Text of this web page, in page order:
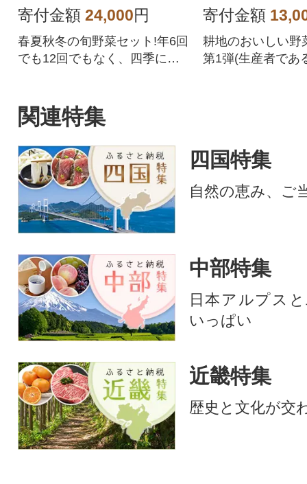
野菜セット
寄付金額 24,000円
春夏秋冬の旬野菜セット!年6回
でも12回でもなく、四季に合
マト)、なす、さつま芋(さつま
いも)、大根、じゃがいも、人
参(ニンジン)、キャベツ、白菜
などを野菜詰め合わせ!野菜ジ
ュース・野菜スープなど野菜
中心の生活に、アウトドア、
キャンプなどのBBQ(バーベキ
ュー)にもご活用いただけま
寄付金額
耕地のおいしい野
第1弾(生産者であ
た。そんなことか
付けることにしま
るようにしたいで
関連特集
四国特集
自然の恵み、ご
中部特集
日本アルプス
いっぱい
近畿特集
歴史と文化が交